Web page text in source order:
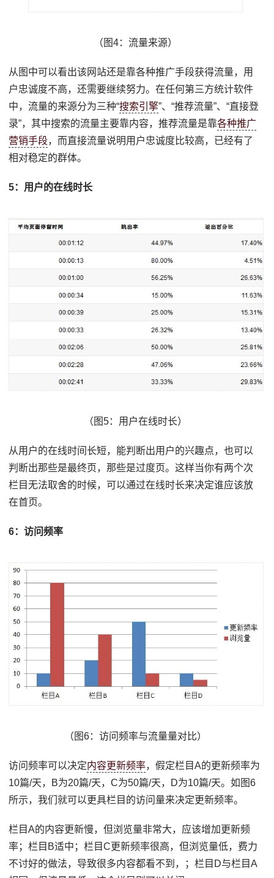
（图4：流量来源）
从图中可以看出该网站还是靠各种推广手段获得流量，用
户忠诚度不高，还需要继续努力。在任何第三方统计软件
中，流量的来源分为三种“搜索引擎”、“推荐流量”、“直接登
录”，其中搜索的流量主要靠内容，推荐流量是靠各种推广
营销手段，而直接流量说明用户忠诚度比较高，已经有了
相对稳定的群体。
5：用户的在线时长
（图5：用户在线时长）
从用户的在线时间长短，能判断出用户的兴趣点，也可以
判断出那些是最终页，那些是过度页。这样当你有两个次
栏目无法取舍的时候，可以通过在线时长来决定谁应该放
在首页。
6：访问频率
（图6：访问频率与流量量对比）
访问频率可以决定内容更新频率，假定栏目A的更新频率为
10篇/天，B为20篇/天，C为50篇/天，D为10篇/天。如图6
所示，我们就可以更具栏目的访问量来决定更新频率。
栏目A的内容更新慢，但浏览量非常大，应该增加更新频
率；栏目B适中；栏目C更新频率很高，但浏览量低，费力
不讨好的做法，导致很多内容都看不到，；栏目D与栏目A